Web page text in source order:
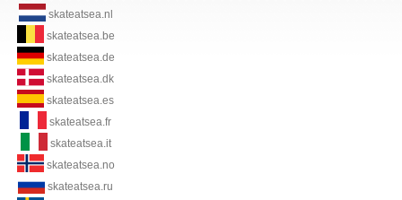
skateatsea.nl
skateatsea.be
skateatsea.de
skateatsea.dk
skateatsea.es
skateatsea.fr
skateatsea.it
skateatsea.no
skateatsea.ru